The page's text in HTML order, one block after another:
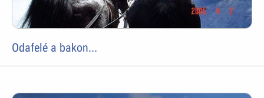
Odafelé a bakon...